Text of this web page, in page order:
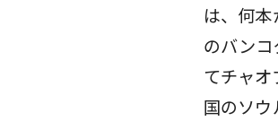
は、何
のバン
てチャ
国のソ